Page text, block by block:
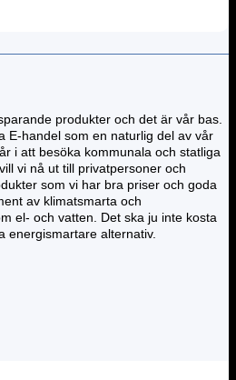
produkter och det är vår bas.
E-handel som en naturlig del av vår
i att besöka kommunala och statliga
vi nå ut till privatpersoner och
som vi har bra priser och goda
av klimatsmarta och
el- och vatten. Det ska ju inte kosta
energismartare alternativ.